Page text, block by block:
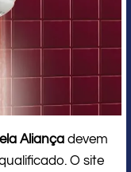
Aliança devem
O site